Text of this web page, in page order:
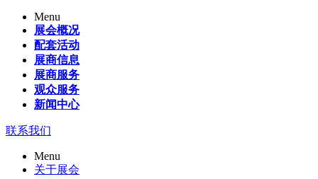
Menu
展会概况
配套活动
展商信息
展商服务
观众服务
新闻中心
联系我们
Menu
关于展会